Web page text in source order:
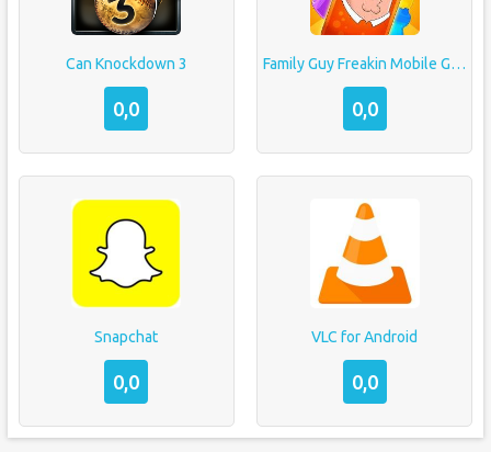
Can Knockdown 3
0,0
Family Guy Freakin Mobile Game
0,0
Snapchat
0,0
VLC for Android
0,0